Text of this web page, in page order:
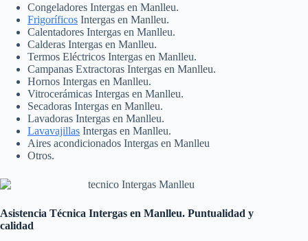
Congeladores Intergas en Manlleu.
Frigoríficos Intergas en Manlleu.
Calentadores Intergas en Manlleu.
Calderas Intergas en Manlleu.
Termos Eléctricos Intergas en Manlleu.
Campanas Extractoras Intergas en Manlleu.
Hornos Intergas en Manlleu.
Vitrocerámicas Intergas en Manlleu.
Secadoras Intergas en Manlleu.
Lavadoras Intergas en Manlleu.
Lavavajillas Intergas en Manlleu.
Aires acondicionados Intergas en Manlleu
Otros.
Asistencia Técnica Intergas en Manlleu. Puntualidad y
calidad